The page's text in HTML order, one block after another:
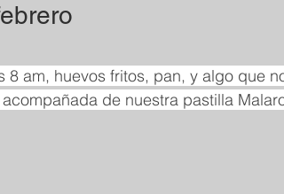
8 am, huevos fritos, pan, y algo que
de nuestra pastilla